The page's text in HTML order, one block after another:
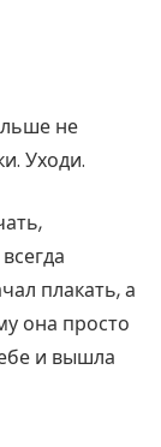
не
Уходи.
плакать, а
она просто
и вышла